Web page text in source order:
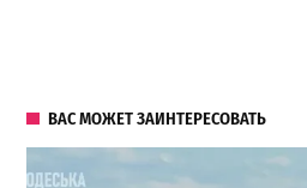
ВАС МОЖЕТ ЗАИНТЕРЕСОВАТЬ